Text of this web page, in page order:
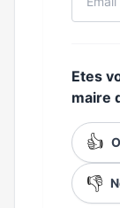
Etes
maire
👍
👎